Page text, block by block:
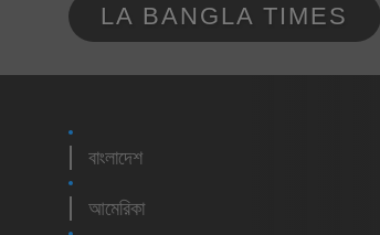
LA BANGLA TIMES
বাংলাদেশ
আমেরিকা